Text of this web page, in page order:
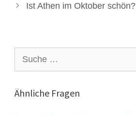
Ist Athen im Oktober schön?
nach:
Ähnliche Fragen